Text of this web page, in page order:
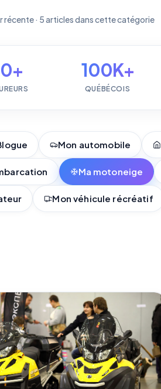
récente · 5 articles dans cette catégorie
100K+
QUÉBÉCOIS
Mon automobile
Ma motoneige
Mon véhicule récréatif